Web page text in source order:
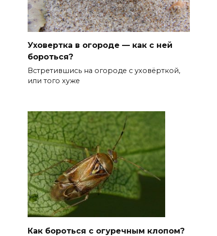
Уховертка в огороде — как с ней
бороться?
Встретившись на огороде с уховёрткой,
или того хуже
Как бороться с огуречным клопом?